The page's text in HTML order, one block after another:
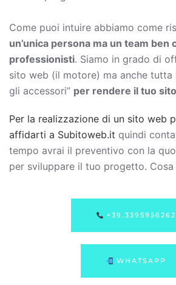
Come puoi intuire abbiamo come
un’unica persona ma un team ben
professionisti. Siamo in grado di
sito web (il motore) ma anche tutta
gli accessori” per rendere il tuo
Per la realizzazione di un sito web
affidarti a Subitoweb.it quindi
tempo avrai il preventivo con la
per sviluppare il tuo progetto. Cosa
+39.3395956262
WHATSAPP